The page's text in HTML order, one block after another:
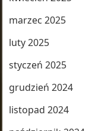
marzec 2025
luty 2025
styczeń 2025
grudzień 2024
listopad 2024